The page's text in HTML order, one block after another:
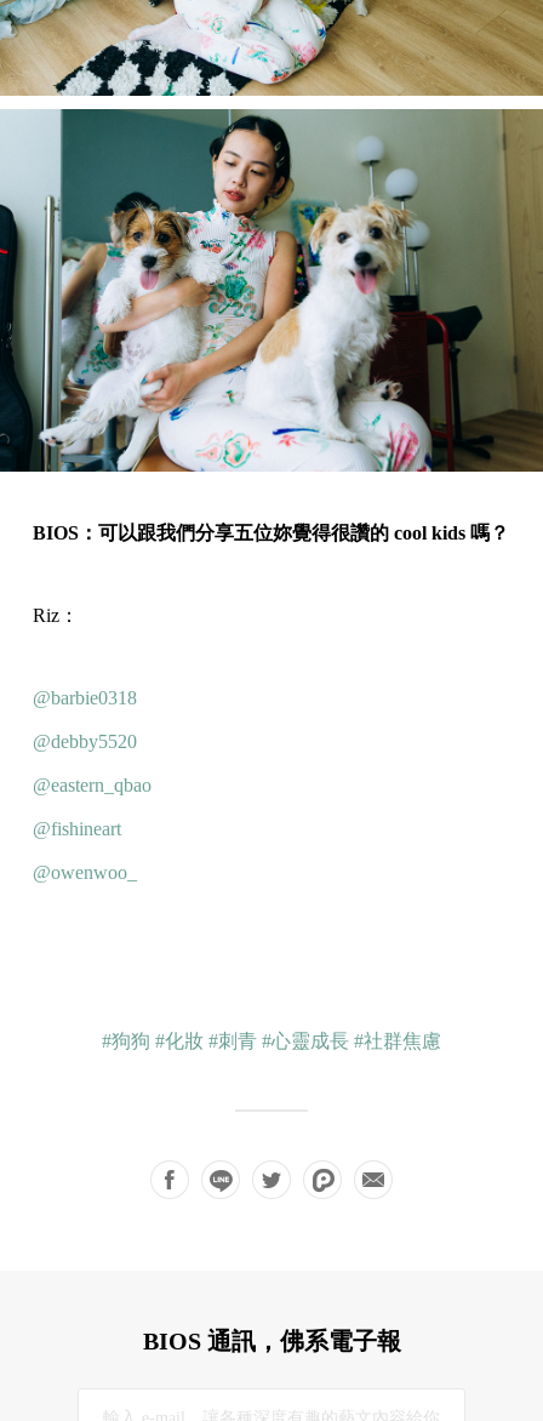
BIOS：可以跟我們分享五位妳覺得很讚的 cool kids 嗎？
Riz：
@barbie0318
@debby5520
@eastern_qbao
@fishineart
@owenwoo_
#狗狗 #化妝 #刺青 #心靈成長 #社群焦慮
BIOS 通訊，佛系電子報